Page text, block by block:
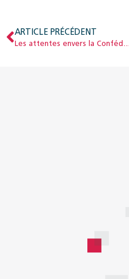
ARTICLE PRÉCÉDENT
Les attentes envers la Confédération